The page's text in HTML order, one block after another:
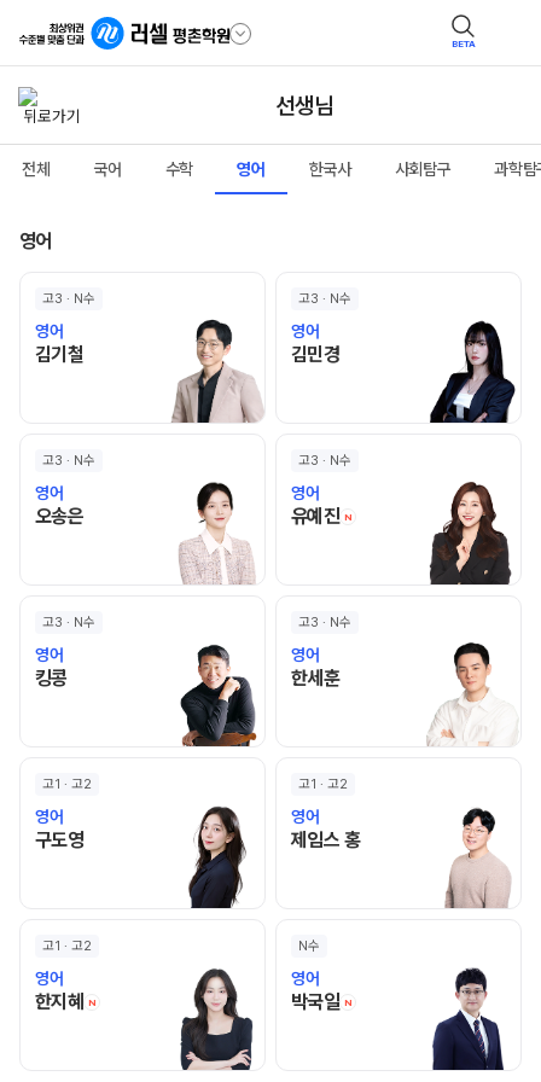
BETA
선생님
전체 국어 수학 영어 한국사 사회탐구 과학탐
영어
고3 · N수
영어
김기철 김기철 선생님 홈 바로가기
고3 · N수
영어
김민경김민경 선생님 홈 바로가기
고3 · N수
영어
오송은오송은 선생님 홈 바로가기
고3 · N수
영어
유예진 N 유예진 선생님 홈 바로
고3 · N수
영어
킹콩킹콩 선생님 홈 바로가기
고3 · N수
영어
한세훈한세훈 선생님 홈 바로가기
고1 · 고2
영어
구도영구도영 선생님 홈 바로가기
고1 · 고2
영어
제임스 홍제임스 홍 선생님 홈 바
고1 · 고2
영어
한지혜 N 한지혜 선생님 홈 바로가기
N수
영어
박국일 N 박국일 선생님 홈 바로